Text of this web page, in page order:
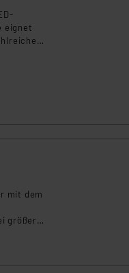
für Europäer bestehen.
der Europäischen
Art der übermittelten
eignet
mit dem
größeren